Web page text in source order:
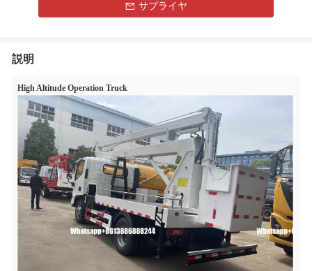
サプライヤ
説明
High Altitude Operation Truck